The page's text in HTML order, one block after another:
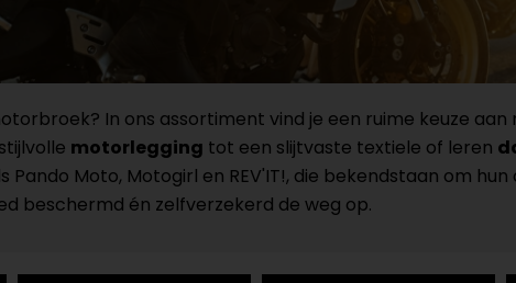
In ons assortiment vind je een ruime keuze
motorlegging tot een slijtvaste textiele of leren
Moto, Motogirl en REV'IT!, die bekendstaan om
beschermd én zelfverzekerd de weg op.